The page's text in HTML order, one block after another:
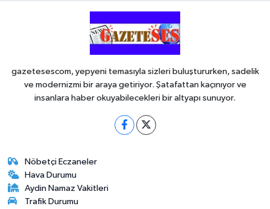
gazetesescom, yepyeni temasıyla sizleri buluştururken, sadelik
ve modernizmi bir araya getiriyor. Şatafattan kaçınıyor ve
insanlara haber okuyabilecekleri bir altyapı sunuyor.
Nöbetçi Eczaneler
Hava Durumu
Aydin Namaz Vakitleri
Trafik Durumu